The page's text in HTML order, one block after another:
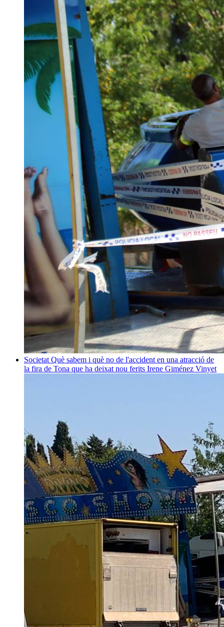
Societat Què sabem i què no de l'accident en una atracció de
la fira de Tona que ha deixat nou ferits Irene Giménez Vinyet